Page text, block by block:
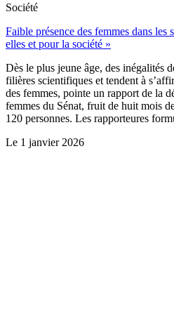
Société
Faible présence des femmes dans les
elles et pour la société »
Dès le plus jeune âge, des inégalités
filières scientifiques et tendent à
des femmes, pointe un rapport de la
femmes du Sénat, fruit de huit mois
120 personnes. Les rapporteures
Le 1 janvier 2026